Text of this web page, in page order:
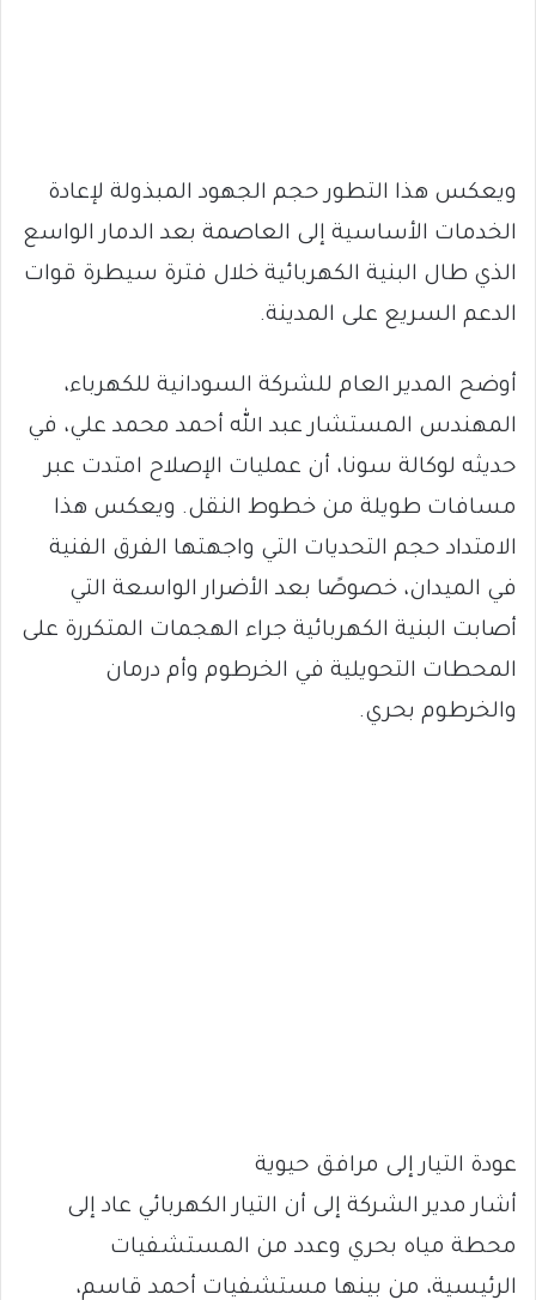
ويعكس هذا التطور حجم الجهود المبذولة لإعادة
الخدمات الأساسية إلى العاصمة بعد الدمار الواسع
الذي طال البنية الكهربائية خلال فترة سيطرة قوات
الدعم السريع على المدينة.
أوضح المدير العام للشركة السودانية للكهرباء،
المهندس المستشار عبد الله أحمد محمد علي، في
حديثه لوكالة سونا، أن عمليات الإصلاح امتدت عبر
مسافات طويلة من خطوط النقل. ويعكس هذا
الامتداد حجم التحديات التي واجهتها الفرق الفنية
في الميدان، خصوصًا بعد الأضرار الواسعة التي
أصابت البنية الكهربائية جراء الهجمات المتكررة على
المحطات التحويلية في الخرطوم وأم درمان
والخرطوم بحري.
عودة التيار إلى مرافق حيوية
أشار مدير الشركة إلى أن التيار الكهربائي عاد إلى
محطة مياه بحري وعدد من المستشفيات
الرئيسية، من بينها مستشفيات أحمد قاسم،